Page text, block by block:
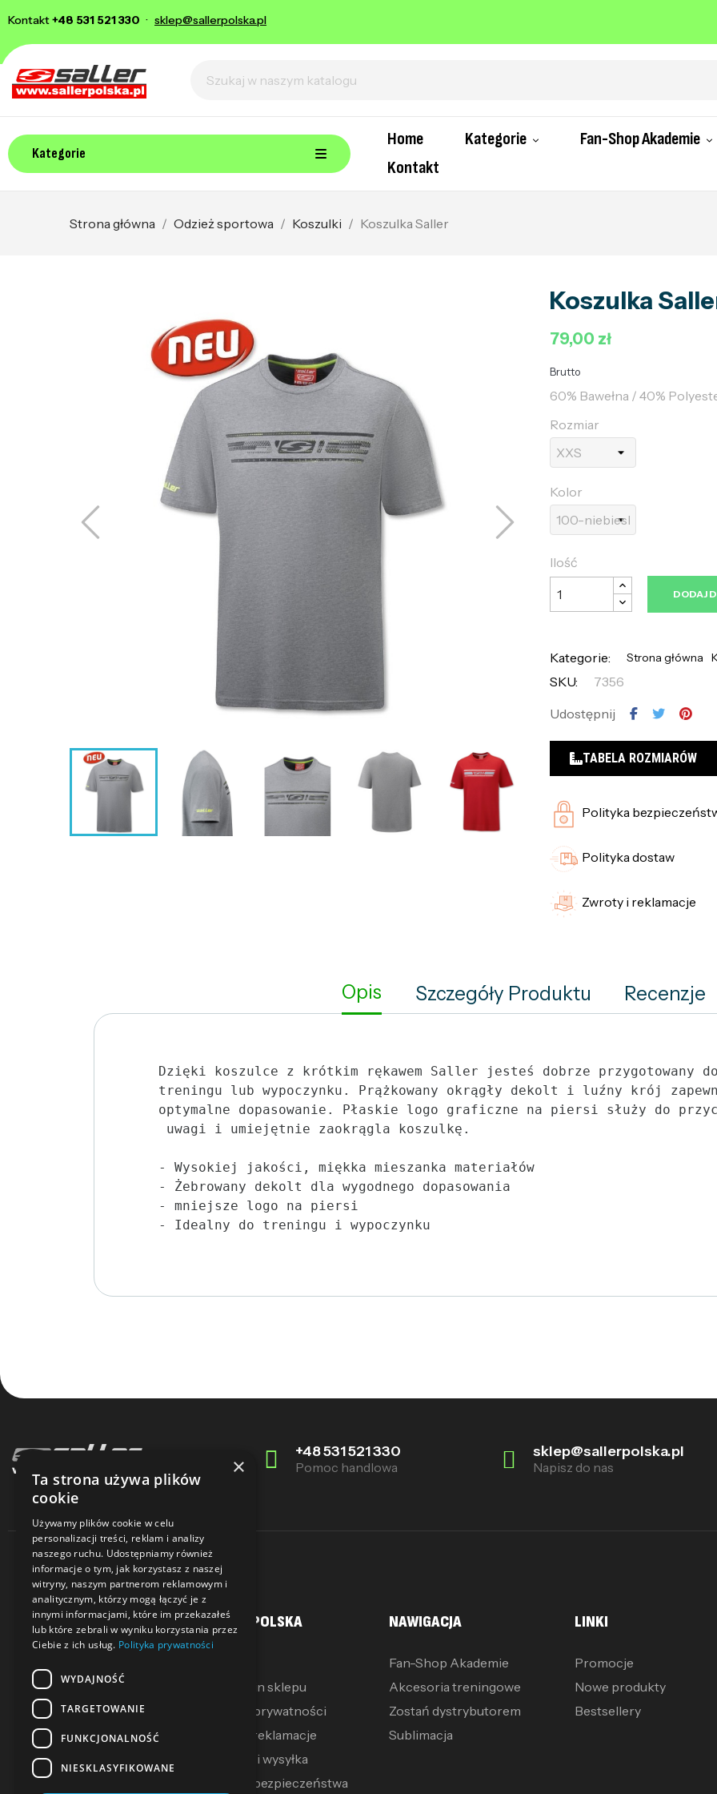
Kontakt+48 531 521 330 · sklep@sallerpolska.pl
Kategorie
Home Kategorie
Fan-Shop Akademie
Kontakt
Strona główna Odzież sportowa Koszulki Koszulka Saller
Koszulka
79,00 zł
Brutto
60% Bawełna / 40%
Rozmiar
Kolor
Ilość
DODAJ
Kategorie: Strona główna
SKU:
7356
Udostępnij
TABELA ROZMIARÓW
Polityka
Polityka dostaw
Zwroty i reklamacje
Opis Szczegóły Produktu Recenzje
Dzięki koszulce z krótkim rękawem Saller jesteś dobrze przygotowany
treningu lub wypoczynku. Prążkowany okrągły dekolt i luźny krój
optymalne dopasowanie. Płaskie logo graficzne na piersi służy do
uwagi i umiejętnie zaokrągla koszulkę.
- Wysokiej jakości, miękka mieszanka materiałów
- Żebrowany dekolt dla wygodnego dopasowania
- mniejsze logo na piersi
+48 531 521 330
Pomoc handlowa
sklep@sallerpolska.pl
Napisz do nas
MOJE KONTO
Moje pokwitowania
Mój koszyk
SALLER POLSKA
Regulamin sklepu
Polityka prywatności
Zwroty i reklamacje
Dostawa i wysyłka
Polityka bezpieczeństwa
NAWIGACJA
Fan-Shop Akademie
Akcesoria treningowe
Zostań dystrybutorem
Sublimacja
LINKI
Promocje
Nowe produkty
Bestsellery
×
Ta strona używa plików
cookie
Używamy plików cookie w celu
personalizacji treści, reklam i analizy
naszego ruchu. Udostępniamy również
informacje o tym, jak korzystasz z naszej
witryny, naszym partnerom reklamowym i
analitycznym, którzy mogą łączyć je z
innymi informacjami, które im przekazałeś
lub które zebrali w wyniku korzystania przez
Ciebie z ich usług. Polityka prywatności
WYDAJNOŚĆ
TARGETOWANIE
FUNKCJONALNOŚĆ
NIESKLASYFIKOWANE